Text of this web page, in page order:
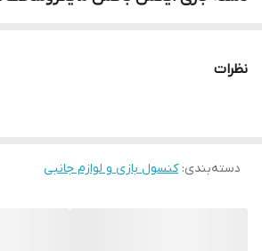
نظرات
دسته‌بندی:کنسول بازی و لوازم جانبی